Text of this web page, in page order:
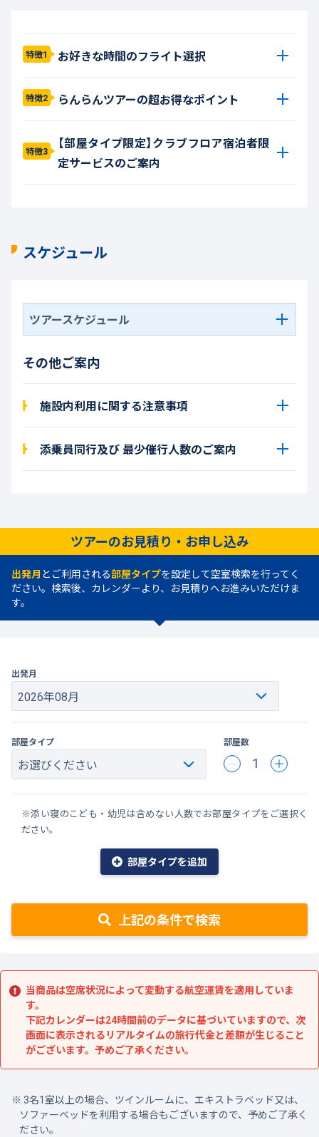
特徴1 お好きな時間のフライト選択
特徴2 らんらんツアーの超お得なポイント
特徴3
【部屋タイプ限定】クラブフロア宿泊者限
定サービスのご案内
スケジュール
ツアースケジュール
その他ご案内
施設内利用に関する注意事項
添乗員同行及び 最少催行人数のご案内
ツアーのお見積り・お申し込み
出発月 とご利用される部屋タイプを設定して空室検索を行ってく
ださい。検索後、カレンダーより、お見積りへお進みいただけま
す。
出発月
部屋タイプ 部屋数
1
※添い寝のこども・幼児は含めない人数でお部屋タイプをご選択く
ださい。
部屋タイプを追加
上記の条件で検索
当商品は空席状況によって変動する航空運賃を適用していま
す。
下記カレンダーは24時間前のデータに基づいていますので、次
画面に表示されるリアルタイムの旅行代金と差額が生じること
がございます。予めご了承ください。
3名1室以上の場合、ツインルームに、エキストラベッド又は、
ソファーベッドを利用する場合もございますので、予めご了承く
ださい。